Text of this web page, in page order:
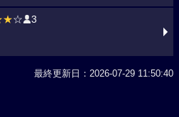
☆ 3
最終更新日：2026-07-29 11:50:40